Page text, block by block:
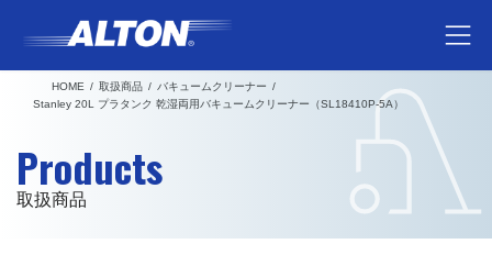
テ
ゲ
HOME 取扱商品
バキュームクリーナー
Stanley 20L プラタンク 乾湿両用バキュームクリーナー（SL18410P-5A）
Products
取扱商品